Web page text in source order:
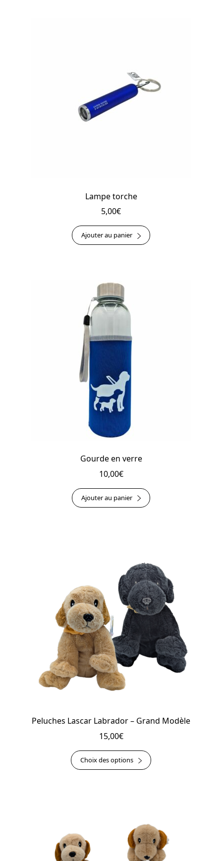
Lampe torche
5,00€
Ajouter au panier
Gourde en verre
10,00€
Ajouter au panier
Peluches Lascar Labrador – Grand Modèle
15,00€
Choix des options
Ce
options
peuvent
être